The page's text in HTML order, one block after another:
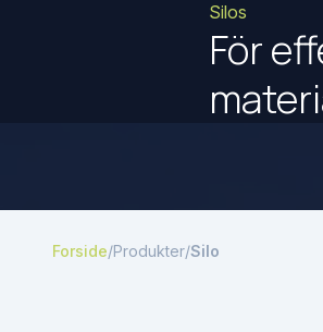
Silos
För
Forside/Produkter/Silo